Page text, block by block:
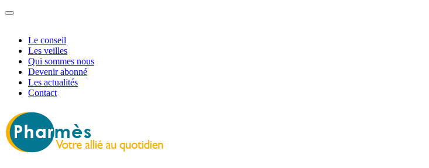
Le conseil
Les veilles
Qui sommes nous
Devenir abonné
Les actualités
Contact